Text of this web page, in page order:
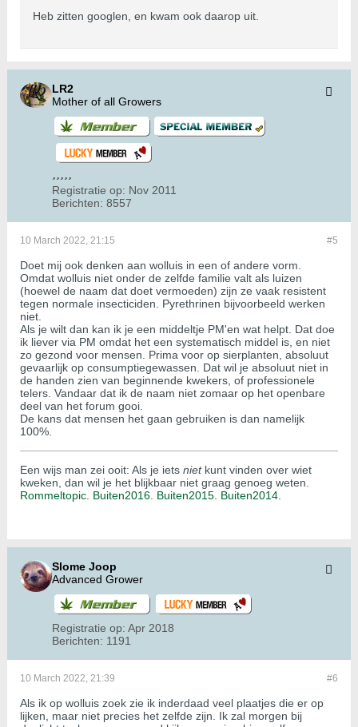
Heb zitten googlen, en kwam ook daarop uit.
LR2
Mother of all Growers
Registratie op: Nov 2011
Berichten: 8557
#5
10 March 2022, 21:15
Doet mij ook denken aan wolluis in een of andere vorm.
Omdat wolluis niet onder de zelfde familie valt als luizen
(hoewel de naam dat doet vermoeden) zijn ze vaak resistent
tegen normale insecticiden. Pyrethrinen bijvoorbeeld werken
niet.
Als je wilt dan kan ik je een middeltje PM'en wat helpt. Dat doe
ik liever via PM omdat het een systematisch middel is, en niet
zo gezond voor mensen. Prima voor op sierplanten, absoluut
gevaarlijk op consumptiegewassen. Dat wil je absoluut niet in
de handen zien van beginnende kwekers, of professionele
telers. Vandaar dat ik de naam niet zomaar op het openbare
deel van het forum gooi.
De kans dat mensen het gaan gebruiken is dan namelijk
100%.
Een wijs man zei ooit: Als je iets nietkunt vinden over wiet
kweken, dan wil je het blijkbaar niet graag genoeg weten.
Rommeltopic. Buiten2016. Buiten2015 Buiten2014
Slome Joop
Advanced Grower
Registratie op: Apr 2018
Berichten: 1191
#6
10 March 2022, 21:39
Als ik op wolluis zoek zie ik inderdaad veel plaatjes die er op
lijken, maar niet precies het zelfde zijn. Ik zal morgen bij